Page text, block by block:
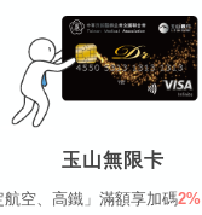
玉山無限卡
航空、高鐵」滿額享加碼2%